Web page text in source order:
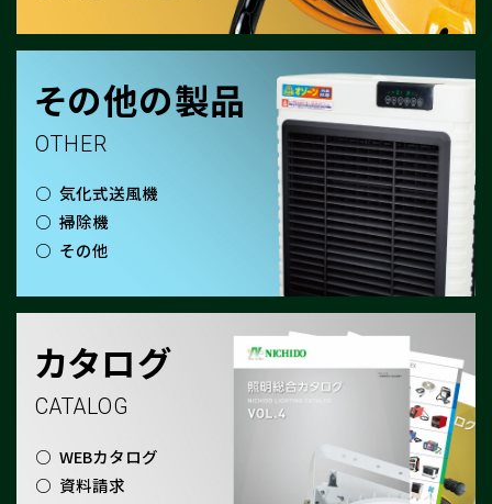
その他の製品
OTHER
気化式送風機
掃除機
その他
カタログ
CATALOG
WEBカタログ
資料請求